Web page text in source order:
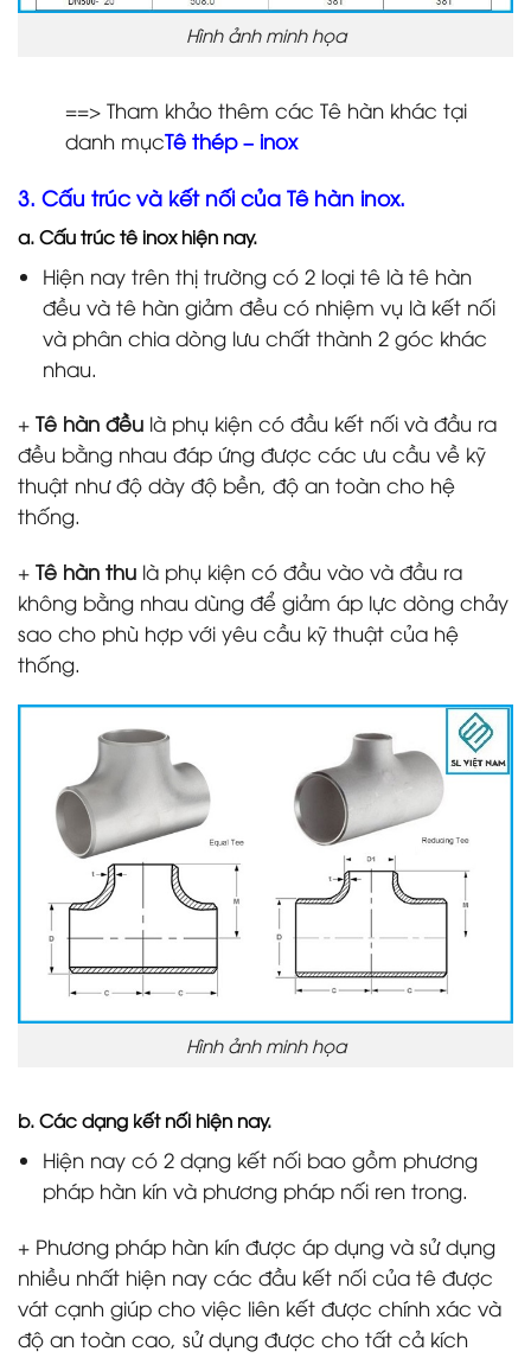
Hình ảnh minh họa
==> Tham khảo thêm các Tê hàn khác tại
danh mụcTê thép – inox
3. Cấu trúc và kết nối của Tê hàn inox.
a. Cấu trúc tê inox hiện nay.
Hiện nay trên thị trường có 2 loại tê là tê hàn
đều và tê hàn giảm đều có nhiệm vụ là kết nối
và phân chia dòng lưu chất thành 2 góc khác
nhau.
+ Tê hàn đều là phụ kiện có đầu kết nối và đầu ra
đều bằng nhau đáp ứng được các ưu cầu về kỹ
thuật như độ dày độ bền, độ an toàn cho hệ
thống.
+ Tê hàn thu là phụ kiện có đầu vào và đầu ra
không bằng nhau dùng để giảm áp lực dòng chảy
sao cho phù hợp với yêu cầu kỹ thuật của hệ
thống.
Hình ảnh minh họa
b. Các dạng kết nối hiện nay.
Hiện nay có 2 dạng kết nối bao gồm phương
pháp hàn kín và phương pháp nối ren trong.
+ Phương pháp hàn kín được áp dụng và sử dụng
nhiều nhất hiện nay các đầu kết nối của tê được
vát cạnh giúp cho việc liên kết được chính xác và
độ an toàn cao, sử dụng được cho tất cả kích